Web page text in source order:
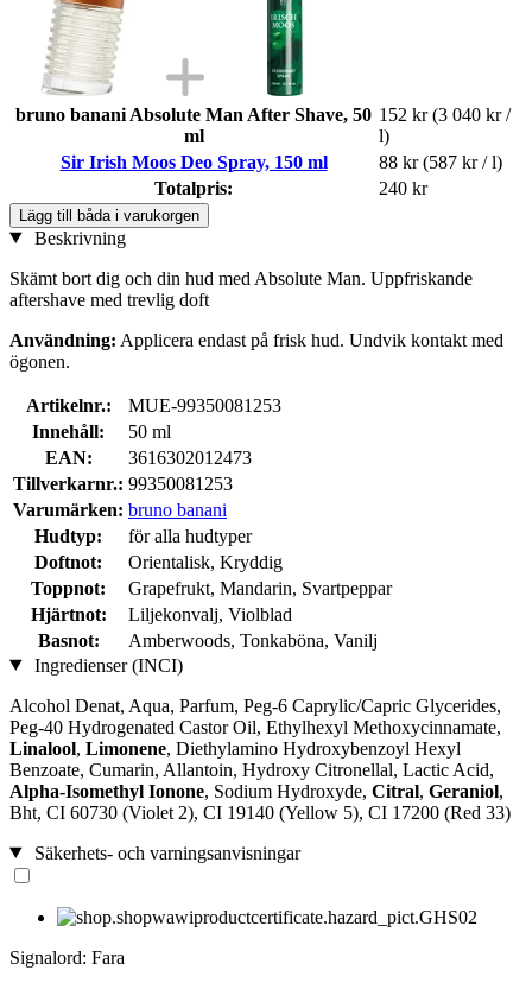
bruno banani Absolute Man After Shave, 50
ml
152 kr (3 040 kr /
l)
Sir Irish Moos Deo Spray, 150 ml
88 kr (587 kr / l)
Totalpris:
240 kr
Lägg till båda i varukorgen
Beskrivning
Skämt bort dig och din hud med Absolute Man. Uppfriskande
aftershave med trevlig doft
Användning: Applicera endast på frisk hud. Undvik kontakt med
ögonen.
Artikelnr.:
MUE-99350081253
Innehåll:
50 ml
EAN:
3616302012473
Tillverkarnr.: 99350081253
Varumärken: bruno banani
Hudtyp:
för alla hudtyper
Doftnot:
Orientalisk, Kryddig
Toppnot:
Grapefrukt, Mandarin, Svartpeppar
Hjärtnot:
Liljekonvalj, Violblad
Basnot:
Amberwoods, Tonkaböna, Vanilj
Ingredienser (INCI)
Alcohol Denat, Aqua, Parfum, Peg-6 Caprylic/Capric Glycerides,
Peg-40 Hydrogenated Castor Oil, Ethylhexyl Methoxycinnamate,
Linalool, Limonene, Diethylamino Hydroxybenzoyl Hexyl
Benzoate, Cumarin, Allantoin, Hydroxy Citronellal, Lactic Acid,
Alpha-Isomethyl Ionone, Sodium Hydroxyde, Citral, Geraniol,
Bht, CI 60730 (Violet 2), CI 19140 (Yellow 5), CI 17200 (Red 33)
Säkerhets- och varningsanvisningar
Signalord: Fara